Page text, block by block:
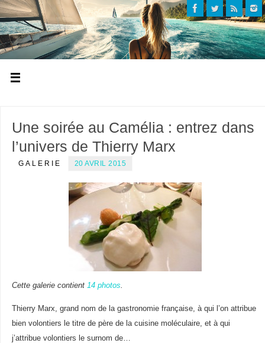
Une soirée au Camélia : entrez dans
l’univers de Thierry Marx
GALERIE 20 AVRIL 2015
Cette galerie contient 14 photos.
Thierry Marx, grand nom de la gastronomie française, à qui l’on attribue
bien volontiers le titre de père de la cuisine moléculaire, et à qui
j’attribue volontiers le surnom de…